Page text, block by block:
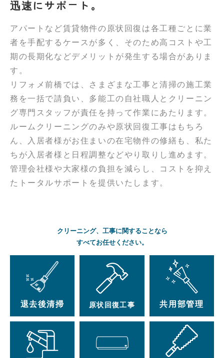
迅速にサポート。
アパートなど賃貸物件の原状回復は各工種ごとに業
者を手配するケースが多く、そのため高コストや工
期の長期化などデメリットが発生する場合がありま
す。
リフォメ前橋では、さまざまな工事と清掃の施工業
務を一括で請負い、多能工の自社職人とクリーニン
グ専門スタッフが責任を持って作業にあたります。
ルームクリーニングのみや原状回復工事はもちろ
ん、入居者様がお住まいの在宅物件の修繕も、私た
ちが入居者様と日程調整などやり取りし進めます。
管理会社様や大家様の負担を減らし、コストを抑え
たトータルサポートを提供いたします。
クリーニング、工事に関することなら
すべてお任せください。
退去後清掃 原状回復工事 共用部管理